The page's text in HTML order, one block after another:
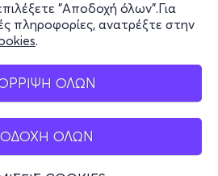
"Αποδοχή όλων".Για
πληροφορίες, ανατρέξτε στην
.
ΟΛΩΝ
ΟΛΩΝ